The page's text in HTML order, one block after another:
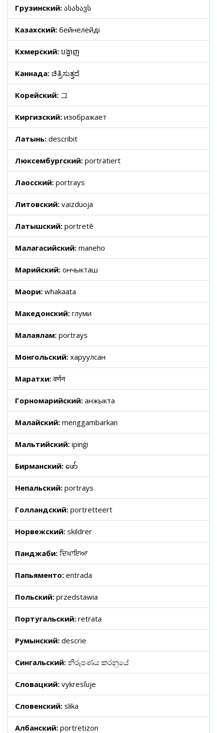
Грузинский: ასახავს
Казахский: бейнелейді
Кхмерский: បង្ហាញ
Каннада: ಚಿತ್ರಿಸುತ್ತದೆ
Корейский: 그
Киргизский: изображает
Латынь: describit
Люксембургский: porträtiert
Лаосский: portrays
Литовский: vaizduoja
Латышский: portretē
Малагасийский: maneho
Марийский: ончыкташ
Маори: whakaata
Македонский: глуми
Малаялам: portrays
Монгольский: харуулсан
Маратхи:वर्णन
Горномарийский: анжыкта
Малайский: menggambarkan
Мальтийский: ipinġi
Бирманский: ဖော်
Непальский: portrays
Голландский: portretteert
Норвежский: skildrer
Панджаби: ਦਿਖਾਇਆ
Папьяменто: entrada
Польский: przedstawia
Португальский: retrata
Румынский: descrie
Сингальский: නිරූපණය කරනුයේ
Словацкий: vykresľuje
Словенский: slika
Албанский: portretizon